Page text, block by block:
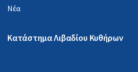
Νέα
Κατάστημα Λιβαδίου Κυθήρων